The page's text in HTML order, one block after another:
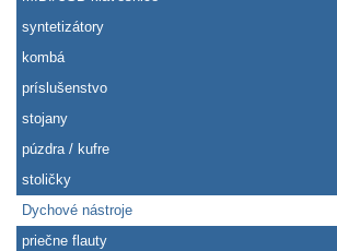
syntetizátory
kombá
príslušenstvo
stojany
púzdra / kufre
stoličky
Dychové nástroje
priečne flauty